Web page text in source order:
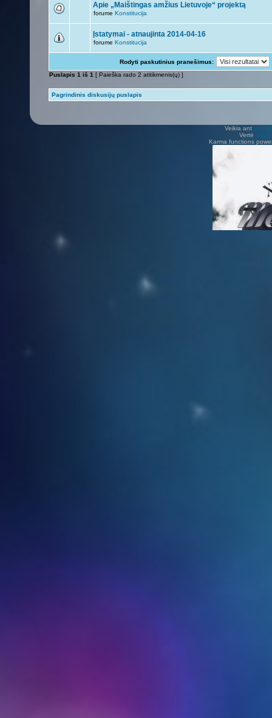
Apie „Maištingas amžius Lietuvoje“ projektą
forume Konstitucija
Įstatymai - atnaujinta 2014-04-16
forume Konstitucija
Rodyti paskutinius pranešimus:
Puslapis 1 iš 1 [ Paieška rado 2 atitikmenis(ų) ]
Pagrindinis diskusijų puslapis
Veikia ant
Vertė Vilius
Karma functions